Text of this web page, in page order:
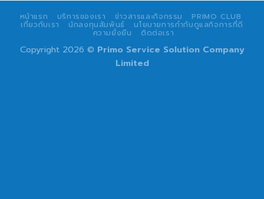
หน้าแรก บริการของเรา ข่าวสารและกิจกรรม PRIMO CLUB
เกี่ยวกับเรา นักลงทุนสัมพันธ์ นโยบายการกำกับดูแลกิจการที่ดี
ความยั่งยืน ติดต่อเรา
Copyright 2026 © Primo Service Solution Company
Limited